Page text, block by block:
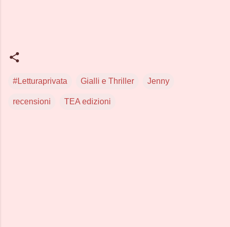
#Letturaprivata Gialli e Thriller Jenny
recensioni TEA edizioni